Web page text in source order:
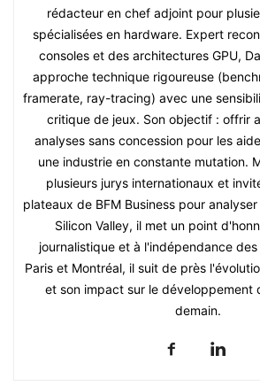
rédacteur en chef adjoint pour
spécialisées en hardware. Expert
consoles et des architectures GPU,
approche technique rigoureuse
framerate, ray-tracing) avec une
critique de jeux. Son objectif : offrir
analyses sans concession pour les
une industrie en constante mutation.
plusieurs jurys internationaux et
plateaux de BFM Business pour
Silicon Valley, il met un point
journalistique et à l'indépendance
Paris et Montréal, il suit de près
et son impact sur le développement
demain.